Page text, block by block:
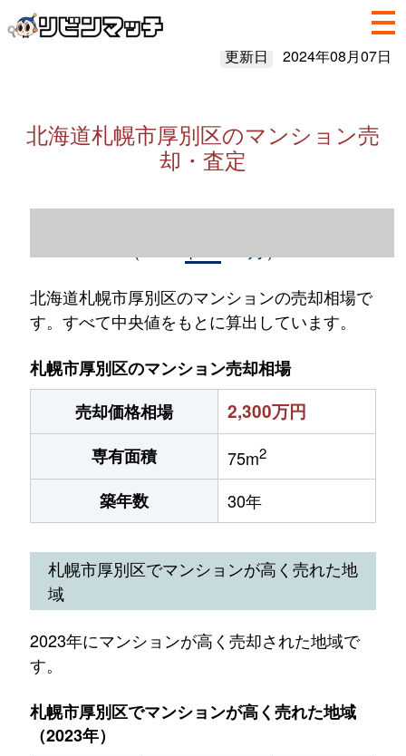
更新日 2024年08月07日
北海道札幌市厚別区のマンション売
却・査定
北海道札幌市厚別区のマンションの売却相場で
す。すべて中央値をもとに算出しています。
札幌市厚別区のマンション売却相場
売却価格相場
2,300万円
専有面積 75m2
築年数 30年
札幌市厚別区でマンションが高く売れた地
域
2023年にマンションが高く売却された地域で
す。
札幌市厚別区でマンションが高く売れた地域
（2023年）